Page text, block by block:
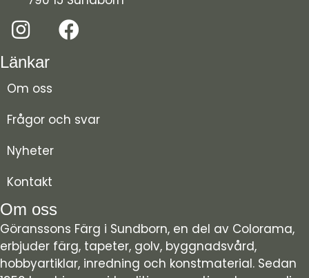
Länkar
Om oss
Frågor och svar
Nyheter
Kontakt
Om oss
Göranssons Färg i Sundborn, en del av Colorama,
erbjuder färg, tapeter, golv, byggnadsvård,
hobbyartiklar, inredning och konstmaterial. Sedan